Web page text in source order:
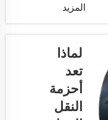
هو أحد أهم
الصناعات.
مخصص
لتحميل
المواد
المزيد
لماذا
تعد
أحزمة
النقل